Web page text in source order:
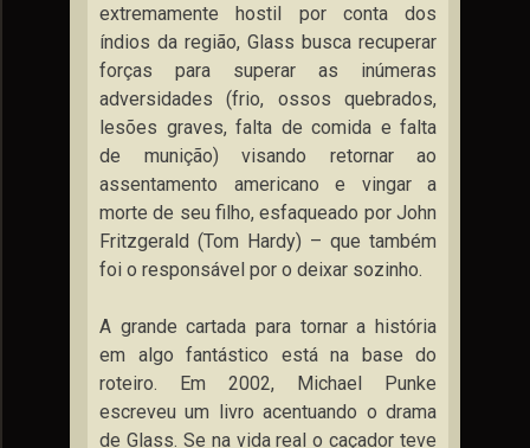
extremamente hostil por conta dos
índios da região, Glass busca recuperar
forças para superar as inúmeras
adversidades (frio, ossos quebrados,
lesões graves, falta de comida e falta
de munição) visando retornar ao
assentamento americano e vingar a
morte de seu filho, esfaqueado por John
Fritzgerald (Tom Hardy) – que também
foi o responsável por o deixar sozinho.
A grande cartada para tornar a história
em algo fantástico está na base do
roteiro. Em 2002, Michael Punke
escreveu um livro acentuando o drama
de Glass. Se na vida real o caçador teve